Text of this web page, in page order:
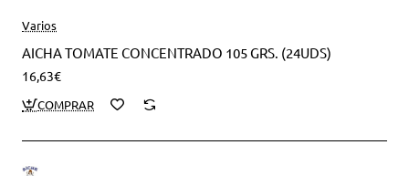
Varios
AICHA TOMATE CONCENTRADO 105 GRS. (24UDS)
16,63€